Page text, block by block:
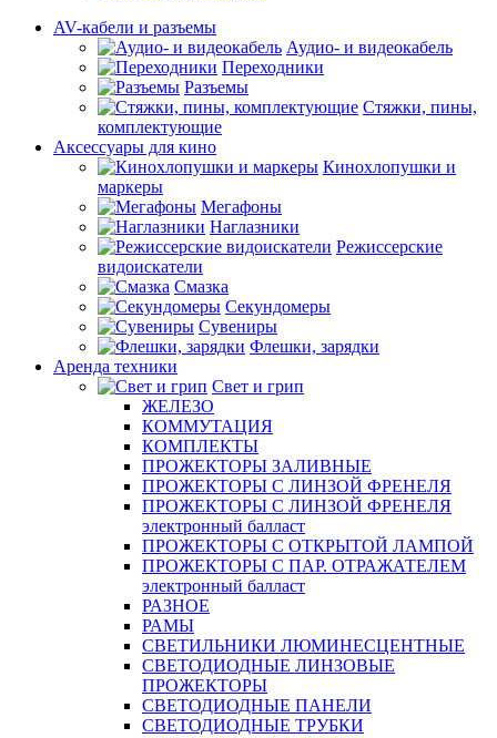
AV-кабели и разъемы
Аудио- и видеокабель
Переходники
Разъемы
Стяжки, пины,
комплектующие
Аксессуары для кино
Кинохлопушки и
маркеры
Мегафоны
Наглазники
Режиссерские
видоискатели
Смазка
Секундомеры
Сувениры
Флешки, зарядки
Аренда техники
Свет и грип
ЖЕЛЕЗО
КОММУТАЦИЯ
КОМПЛЕКТЫ
ПРОЖЕКТОРЫ ЗАЛИВНЫЕ
ПРОЖЕКТОРЫ С ЛИНЗОЙ ФРЕНЕЛЯ
ПРОЖЕКТОРЫ С ЛИНЗОЙ ФРЕНЕЛЯ
электронный балласт
ПРОЖЕКТОРЫ С ОТКРЫТОЙ ЛАМПОЙ
ПРОЖЕКТОРЫ С ПАР. ОТРАЖАТЕЛЕМ
электронный балласт
РАЗНОЕ
РАМЫ
СВЕТИЛЬНИКИ ЛЮМИНЕСЦЕНТНЫЕ
СВЕТОДИОДНЫЕ ЛИНЗОВЫЕ
ПРОЖЕКТОРЫ
СВЕТОДИОДНЫЕ ПАНЕЛИ
СВЕТОДИОДНЫЕ ТРУБКИ